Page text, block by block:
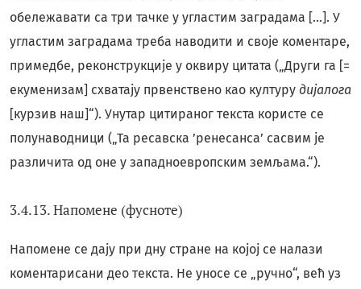
обележавати са три тачке у угластим заградама […]. У
угластим заградама треба наводити и своје коментаре,
примедбе, реконструкције у оквиру цитата („Други га [=
екуменизам] схватају првенствено као културу дијалога
[курзив наш]“). Унутар цитираног текста користе се
полунаводници („Та ресавска ’ренесанса’ сасвим је
различита од оне у западноевропским земљама.“).
3.4.13. Напомене (фусноте)
Напомене се дају при дну стране на којој се налази
коментарисани део текста. Не уносе се „ручно“, већ уз